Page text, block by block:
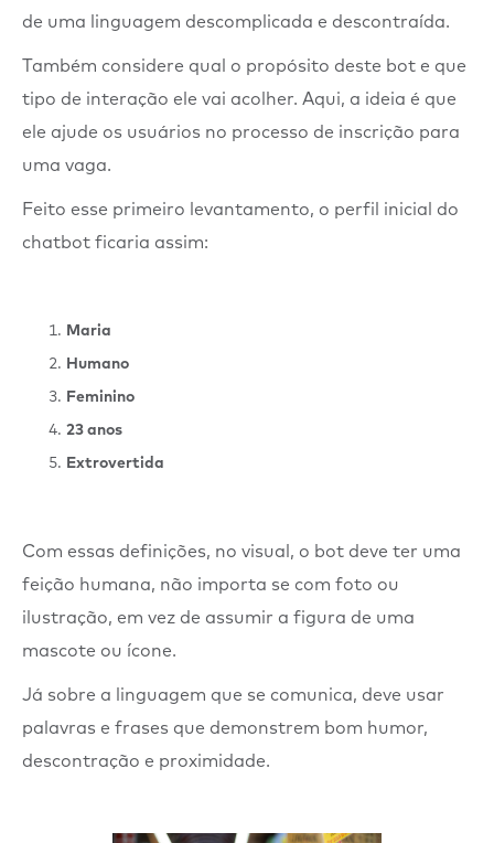
de uma linguagem descomplicada e descontraída.
Também considere qual o propósito deste bot e que
tipo de interação ele vai acolher. Aqui, a ideia é que
ele ajude os usuários no processo de inscrição para
uma vaga.
Feito esse primeiro levantamento, o perfil inicial do
chatbot ficaria assim:
Maria
Humano
Feminino
23 anos
Extrovertida
Com essas definições, no visual, o bot deve ter uma
feição humana, não importa se com foto ou
ilustração, em vez de assumir a figura de uma
mascote ou ícone.
Já sobre a linguagem que se comunica, deve usar
palavras e frases que demonstrem bom humor,
descontração e proximidade.